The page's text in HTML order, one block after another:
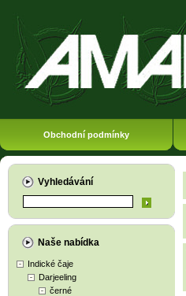
Obchodní podmínky
Vyhledávání
Naše nabídka
Indické čaje
Darjeeling
černé